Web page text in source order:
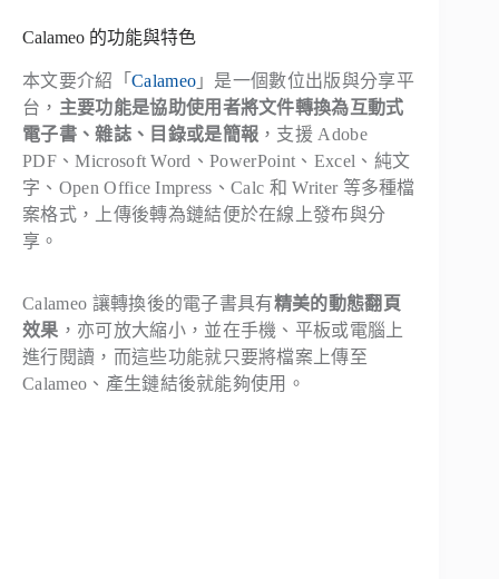
Calameo 的功能與特色
本文要介紹「 Calameo 」是一個數位出版與分享平
台， 主要功能是協助使用者將文件轉換為互動式
電子書、雜誌、目錄或是簡報 ，支援 Adobe
PDF、Microsoft Word、PowerPoint、Excel、純文
字、Open Office Impress、Calc 和 Writer 等多種檔
案格式，上傳後轉為鏈結便於在線上發布與分
享。
Calameo 讓轉換後的電子書具有精美的動態翻頁
效果 ，亦可放大縮小，並在手機、平板或電腦上
進行閱讀，而這些功能就只要將檔案上傳至
Calameo、產生鏈結後就能夠使用。